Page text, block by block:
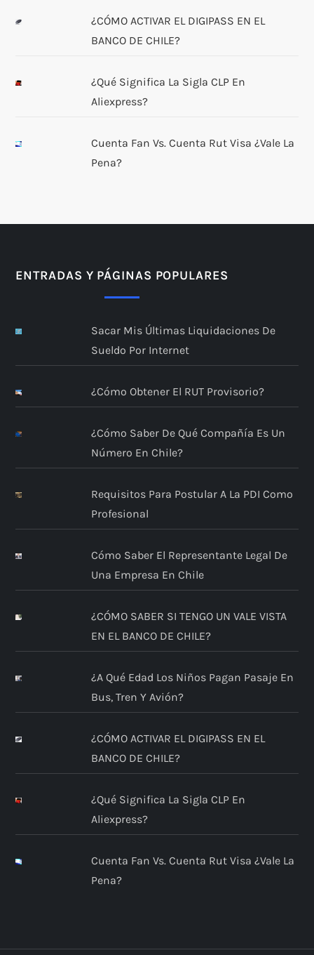
¿CÓMO ACTIVAR EL DIGIPASS EN EL
BANCO DE CHILE?
¿Qué Significa La Sigla CLP En
Aliexpress?
Cuenta Fan Vs. Cuenta Rut Visa ¿Vale La
Pena?
ENTRADAS Y PÁGINAS POPULARES
Sacar Mis Últimas Liquidaciones De
Sueldo Por Internet
¿Cómo Obtener El RUT Provisorio?
¿Cómo Saber De Qué Compañía Es Un
Número En Chile?
Requisitos Para Postular A La PDI Como
Profesional
Cómo Saber El Representante Legal De
Una Empresa En Chile
¿CÓMO SABER SI TENGO UN VALE VISTA
EN EL BANCO DE CHILE?
¿A Qué Edad Los Niños Pagan Pasaje En
Bus, Tren Y Avión?
¿CÓMO ACTIVAR EL DIGIPASS EN EL
BANCO DE CHILE?
¿Qué Significa La Sigla CLP En
Aliexpress?
Cuenta Fan Vs. Cuenta Rut Visa ¿Vale La
Pena?